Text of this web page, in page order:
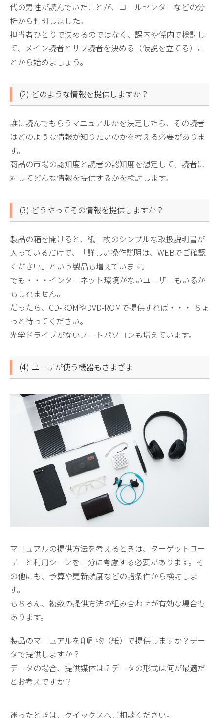
代の男性が読んでいたことが、コールセンターなどの分
析から判明しました。
担当者ひとりで決めるのではなく、課内や係内で検討し
て、メイン読者とサブ読者を決める（仮説を立てる）こ
とから始めましょう。
(2) どのような情報を提供しますか？
誰に読んでもらうマニュアルかを決定したら、その読者
はどのような情報が知りたいのかを考える必要がありま
す。
商品の市場の認知度と読者の認知度を想定して、読者に
対してどんな情報を提供するかを検討します。
(3) どうやってその情報を提供しますか？
製品の箱を開けると、紙一枚のシンプルな取扱説明書が
入っているだけで、「詳しい操作説明は、WEBでご確認
ください」という製品も増えています。
でも・・・インターネット環境がないユーザーもいるか
もしれません。
だったら、CD-ROMやDVD-ROMで提供すれば・・・ ちょ
っと待ってください。
光学ドライブがないノートパソコンも増えています。
(4) ユーザが使う機器もさまざま
マニュアルの提供方法を考えるときは、ターゲットユー
ザーと利用シーンを十分に考慮する必要があります。そ
の他にも、予算や更新頻度などの諸条件から検討しま
す。
もちろん、複数の提供方法の組み合わせが有効な場合も
あります。
製品のマニュアルを印刷物（紙）で提供しますか？デー
タで提供しますか？
データの場合、提供媒体は？データの形式は何が最適だ
とお考えですか？
迷ったときは、クイックスへご相談ください。